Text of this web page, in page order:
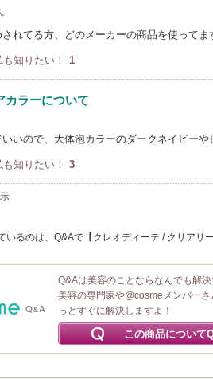
れてる方、どのメーカーの商品を使ってま
も知りたい！ 1
カラーについて
いので、大体泡カラーのダークネイビー
も知りたい！ 3
いるのは、Q&Aで【クレオディーテ / クリアリ
Q&Aは美容のことならなんでも解
美容の専門家や@cosmeメンバー
っとすぐに解決しますよ！
この商品について